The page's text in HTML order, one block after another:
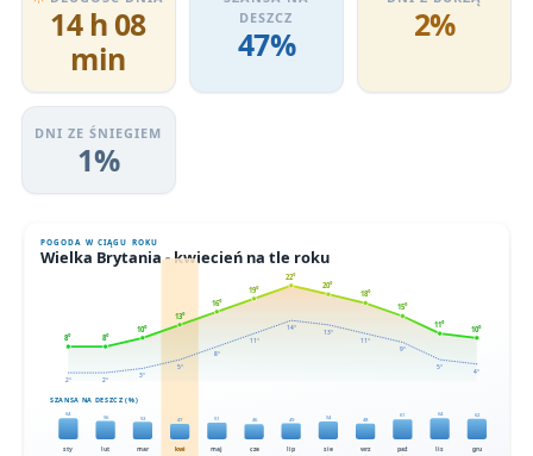
14 h 08
min
DESZCZ
47% 2%
DNI ZE ŚNIEGIEM
1%